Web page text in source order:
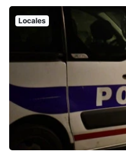
Locales